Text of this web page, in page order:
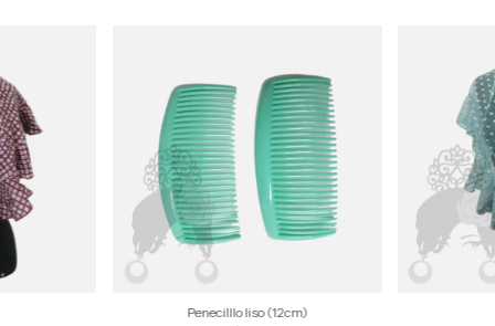
Penecilllo liso (12cm)